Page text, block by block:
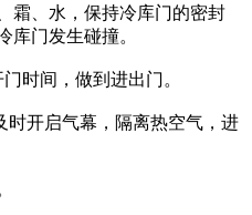
霜、水，保持冷库门的密封
库门发生碰撞。
间，做到进出门。
开启气幕，隔离热空气，进